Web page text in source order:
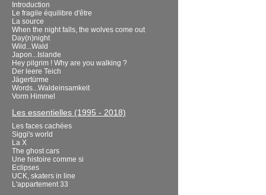
Introduction
Le fragile équilibre d'être
La source
When the night falls, the wolves come out
Day(n)night
Wild...Wald
Japon...Islande
Hey pilgrim ! Why are you walking ?
Der leere Teich
Jägertürme
Words...Waldeinsamkeit
Vorm Himmel
Les essentielles (1995 - 2018)
Les faces cachées
Siggi's world
La X
The ghost cars
Une histoire comme si
Eclipses
UCK, skaters in line
L'appartement 33